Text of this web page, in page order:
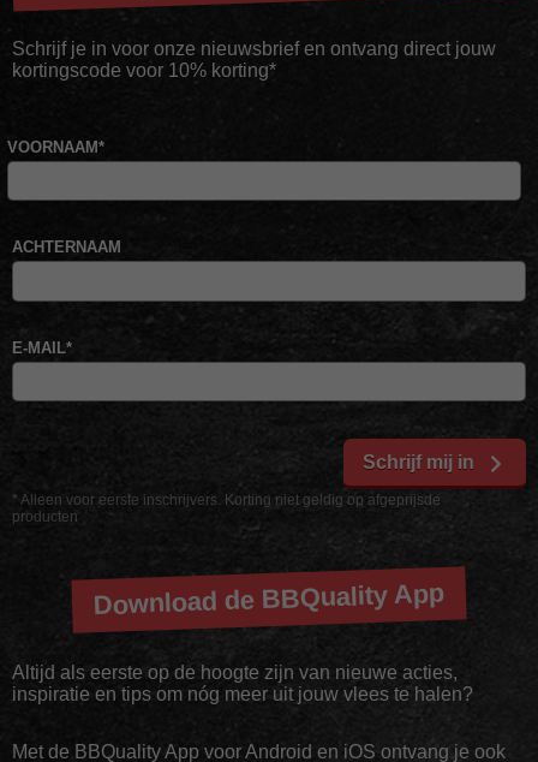
Schrijf je in voor onze nieuwsbrief en ontvang direct jouw
kortingscode voor 10% korting*
* Alleen voor eerste inschrijvers. Korting niet geldig op afgeprijsde
producten
VOORNAAM*
ACHTERNAAM
E-MAIL*
Schrijf mij in
Download de BBQuality App
Altijd als eerste op de hoogte zijn van nieuwe acties,
inspiratie en tips om nóg meer uit jouw vlees te halen?
Met de BBQuality App voor Android en iOS ontvang je ook